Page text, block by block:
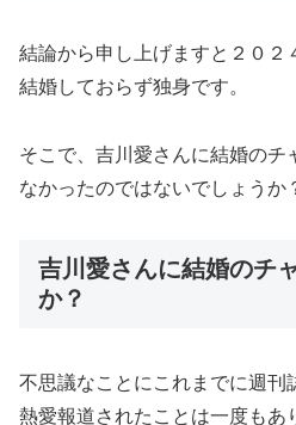
結論から申し上げますと２０２
結婚しておらず独身です。
そこで、吉川愛さんに結婚のチ
なかったのではないでしょうか
吉川愛さんに結婚のチ
か？
不思議なことにこれまでに週刊
熱愛報道されたことは一度もあ